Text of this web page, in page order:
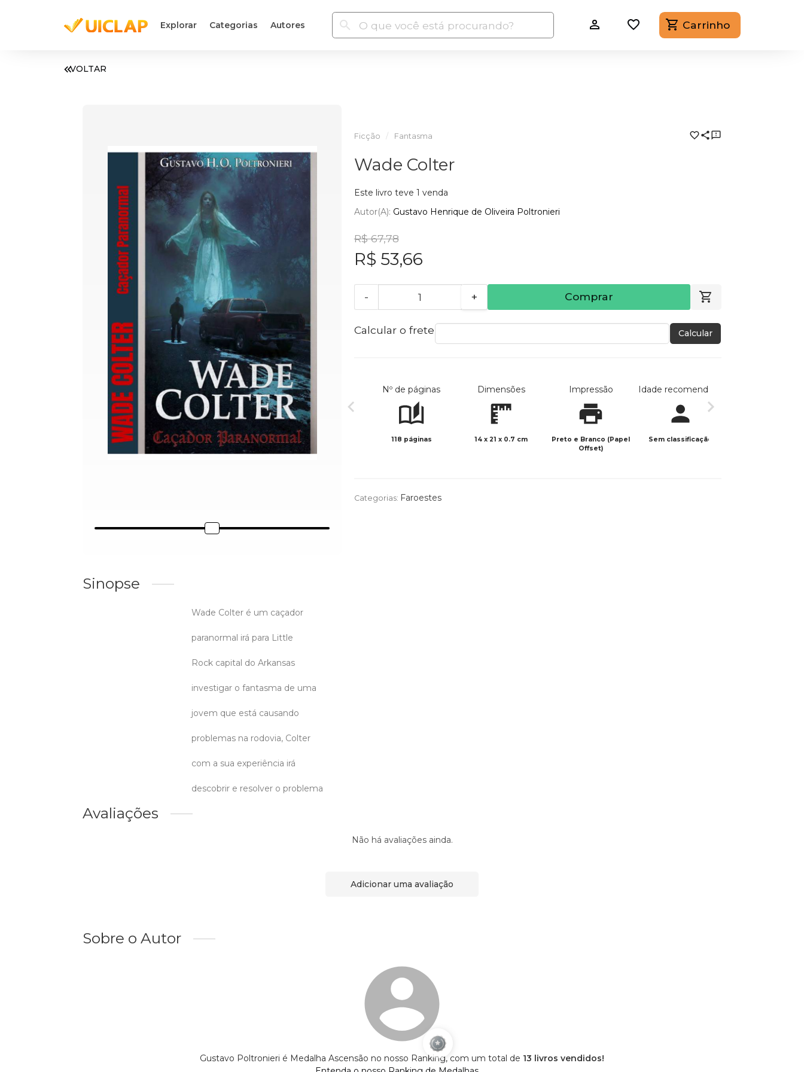
Explorar Categorias Autores Carrinho
VOLTAR
Ficção Fantasma
Wade Colter
Este livro teve 1 venda
Autor(a): Gustavo Henrique de Oliveira Poltronieri
R$ 67,78
R$ 53,66
- + Comprar
Calcular o frete Calcular
Nº de páginas
118 páginas
Dimensões
14 x 21 x 0.7 cm
Impressão
Preto e Branco (Papel
Offset)
Idade recomendada
Sem classificação
Categorias: Faroestes
Sinopse
Wade Colter é um caçador
paranormal irá para Little
Rock capital do Arkansas
investigar o fantasma de uma
jovem que está causando
problemas na rodovia, Colter
com a sua experiência irá
descobrir e resolver o problema
Avaliações
Não há avaliações ainda.
Adicionar uma avaliação
Sobre o Autor
Gustavo Poltronieri é Medalha Ascensão no nosso Ranking, com um total de 13 livros vendidos!